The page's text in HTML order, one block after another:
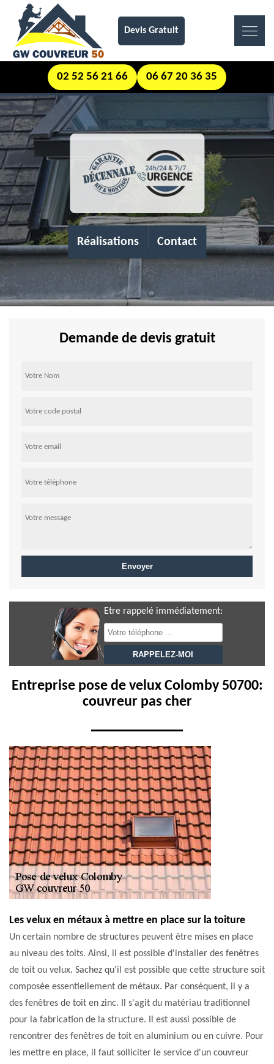
Devis Gratuit
02 52 56 21 66 06 67 20 36 35
Réalisations Contact
Demande de devis gratuit
Etre rappelé immédiatement:
Entreprise pose de velux Colomby 50700:
couvreur pas cher
Les velux en métaux à mettre en place sur la toiture
Un certain nombre de structures peuvent être mises en place
au niveau des toits. Ainsi, il est possible d'installer des fenêtres
de toit ou velux. Sachez qu'il est possible que cette structure soit
composée essentiellement de métaux. Par conséquent, il y a
des fenêtres de toit en zinc. Il s'agit du matériau traditionnel
pour la fabrication de la structure. Il est aussi possible de
rencontrer des fenêtres de toit en aluminium ou en cuivre. Pour
les mettre en place, il faut solliciter le service d'un couvreur